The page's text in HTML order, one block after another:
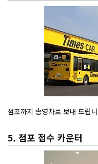
점포까지 송영차로 보내 드립
5. 점포 접수 카운터